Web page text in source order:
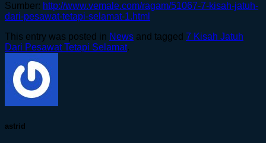
Sumber: http://www.vemale.com/ragam/51067-7-kisah-jatuh-
dari-pesawat-tetapi-selamat-1.html
This entry was posted in News and tagged 7 Kisah Jatuh
Dari Pesawat Tetapi Selamat.
astrid